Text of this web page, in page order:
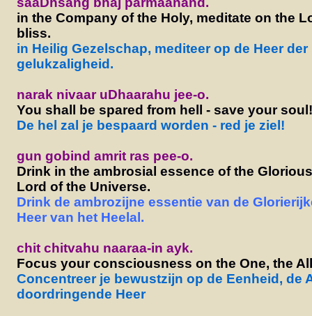
in the Company of the Holy, meditate on the
bliss.
in Heilig Gezelschap, mediteer op de Heer der
gelukzaligheid.
narak nivaar uDhaarahu jee-o.
You shall be spared from hell - save your soul!
De hel zal je bespaard worden - red je ziel!
gun gobind amrit ras pee-o.
Drink in the ambrosial essence of the
Lord of the Universe.
Drink de ambrozijne essentie van de
Heer van het Heelal.
chit chitvahu naaraa-in ayk.
Focus your consciousness on the One, the
Concentreer je bewustzijn op de Eenheid, de
doordringende Heer